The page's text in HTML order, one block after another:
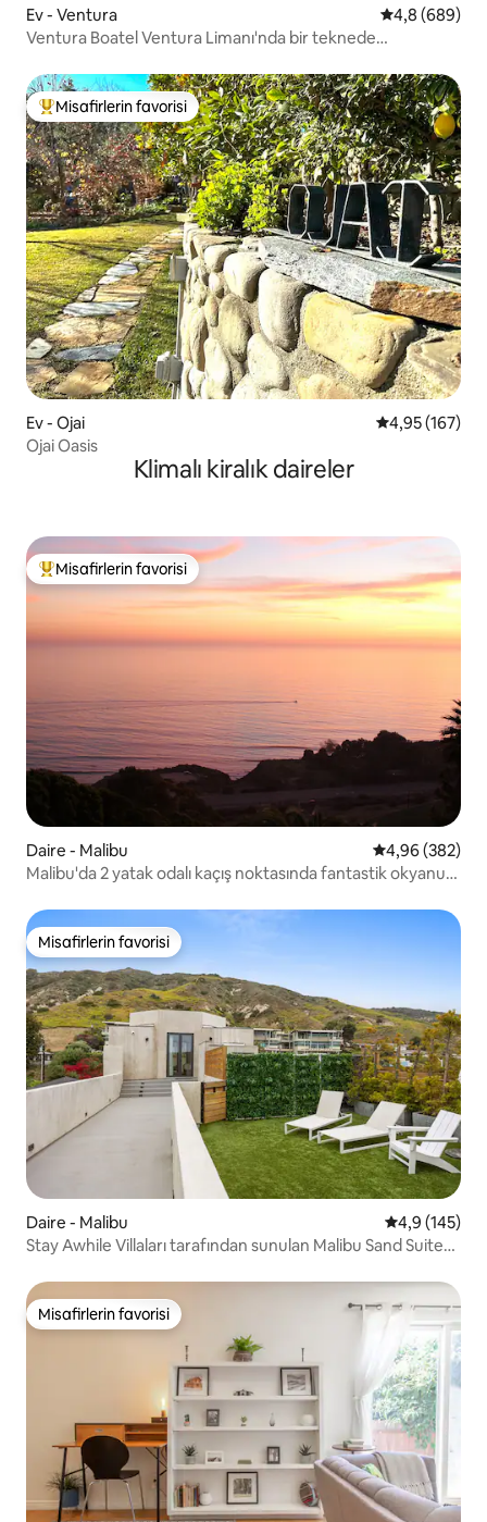
Ev - Ventura 5 üzerinden
4,8 (689)
Ventura Boatel Ventura Limanı'nda bir teknede
Misafirlerin favorilerinden en beğenilenler arasında
Misafirlerin favorisi
Ev - Ojai 5 üzerinden
4,95 (167)
Ojai Oasis
Klimalı kiralık daireler
Misafirlerin favorilerinden en beğenilenler arasında
Misafirlerin favorisi
Daire - Malibu 5 üzerinden
4,96 (382)
Malibu'da 2 yatak odalı kaçış noktasında fantastik okyanus
Misafirlerin favorisi
Misafirlerin favorisi
Daire - Malibu 5 üzerinden
4,9 (145)
Stay Awhile Villaları tarafından sunulan Malibu Sand Suite
Misafirlerin favorisi
Misafirlerin favorisi